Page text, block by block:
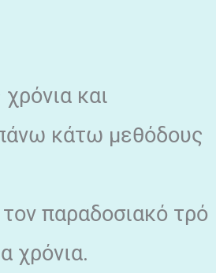
και
πάνω κάτω μεθόδους
παραδοσιακό τρό
χρόνια.